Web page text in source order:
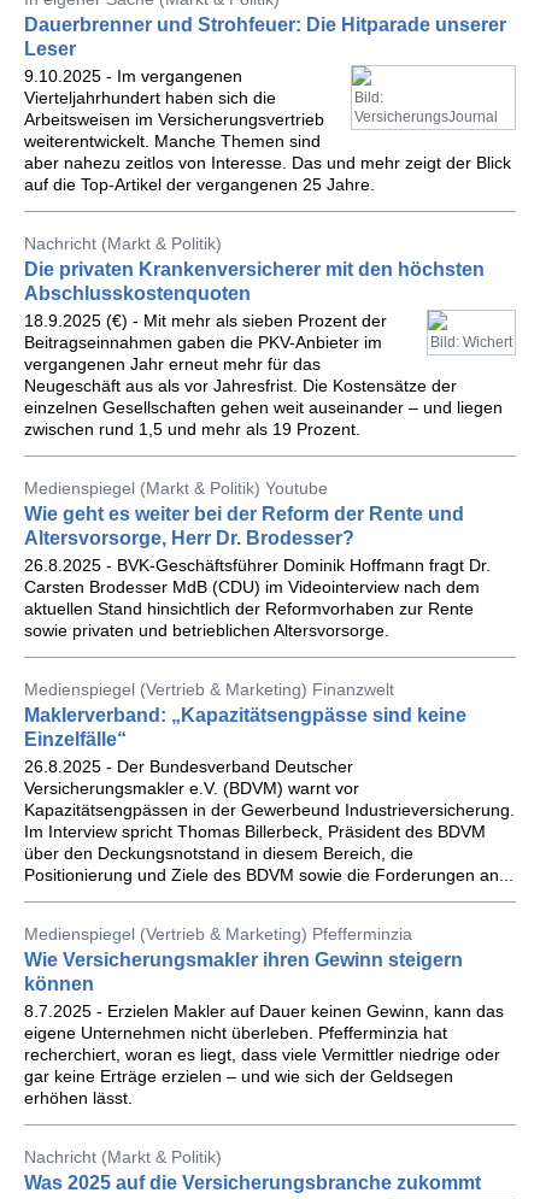
Dauerbrenner und Strohfeuer: Die Hitparade unserer
Leser
Bild:
VersicherungsJournal
9.10.2025 - Im vergangenen
Vierteljahrhundert haben sich die
Arbeitsweisen im Versicherungsvertrieb
weiterentwickelt. Manche Themen sind
aber nahezu zeitlos von Interesse. Das und mehr zeigt der Blick
auf die Top-Artikel der vergangenen 25 Jahre.
Nachricht (Markt & Politik)
Die privaten Krankenversicherer mit den höchsten
Abschlusskostenquoten
Bild: Wichert
18.9.2025 (€) - Mit mehr als sieben Prozent der
Beitragseinnahmen gaben die PKV-Anbieter im
vergangenen Jahr erneut mehr für das
Neugeschäft aus als vor Jahresfrist. Die Kostensätze der
einzelnen Gesellschaften gehen weit auseinander – und liegen
zwischen rund 1,5 und mehr als 19 Prozent.
Medienspiegel (Markt & Politik) Youtube
Wie geht es weiter bei der Reform der Rente und
Altersvorsorge, Herr Dr. Brodesser?
26.8.2025 - BVK-Geschäftsführer Dominik Hoffmann fragt Dr.
Carsten Brodesser MdB (CDU) im Videointerview nach dem
aktuellen Stand hinsichtlich der Reformvorhaben zur Rente
sowie privaten und betrieblichen Altersvorsorge.
Medienspiegel (Vertrieb & Marketing) Finanzwelt
Maklerverband: „Kapazitätsengpässe sind keine
Einzelfälle“
26.8.2025 - Der Bundesverband Deutscher
Versicherungsmakler e.V. (BDVM) warnt vor
Kapazitätsengpässen in der Gewerbeund Industrieversicherung.
Im Interview spricht Thomas Billerbeck, Präsident des BDVM
über den Deckungsnotstand in diesem Bereich, die
Positionierung und Ziele des BDVM sowie die Forderungen an...
Medienspiegel (Vertrieb & Marketing) Pfefferminzia
Wie Versicherungsmakler ihren Gewinn steigern
können
8.7.2025 - Erzielen Makler auf Dauer keinen Gewinn, kann das
eigene Unternehmen nicht überleben. Pfefferminzia hat
recherchiert, woran es liegt, dass viele Vermittler niedrige oder
gar keine Erträge erzielen – und wie sich der Geldsegen
erhöhen lässt.
Nachricht (Markt & Politik)
Was 2025 auf die Versicherungsbranche zukommt